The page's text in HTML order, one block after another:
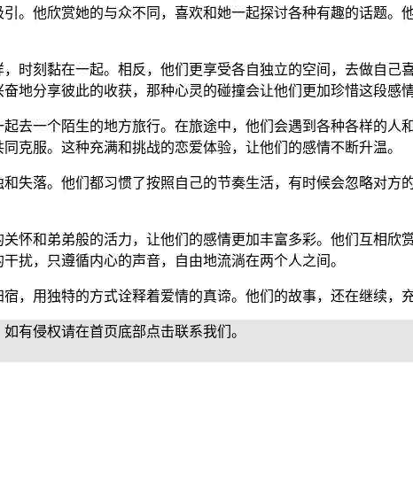
。他欣赏她的与众不同，喜欢和她一起探讨各种有趣的话题。
时刻黏在一起。相反，他们更享受各自独立的空间，去做自己
地分享彼此的收获，那种心灵的碰撞会让他们更加珍惜这段感情
去一个陌生的地方旅行。在旅途中，他们会遇到各种各样的人
克服。这种充满和挑战的恋爱体验，让他们的感情不断升温。
失落。他们都习惯了按照自己的节奏生活，有时候会忽略对方
怀和弟弟般的活力，让他们的感情更加丰富多彩。他们互相欣
，只遵循内心的声音，自由地流淌在两个人之间。
用独特的方式诠释着爱情的真谛。他们的故事，还在继续，
有侵权请在首页底部点击联系我们。